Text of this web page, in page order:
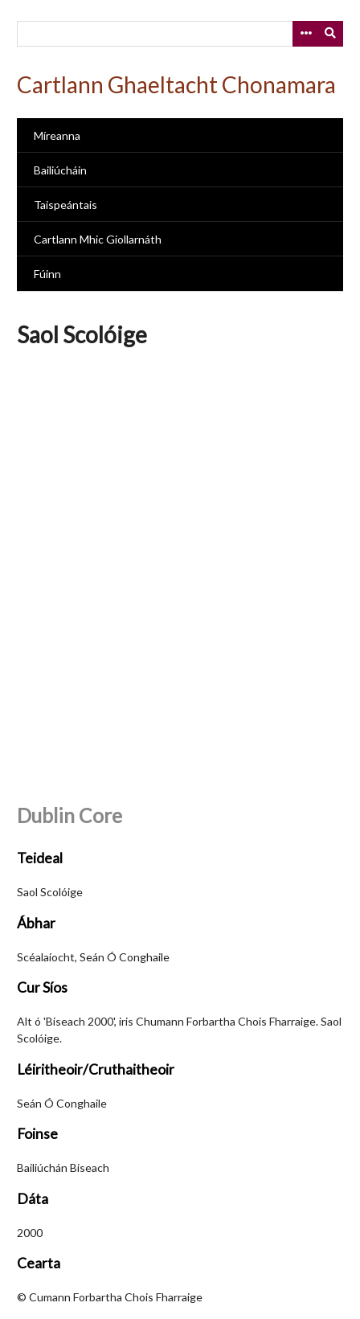
Cartlann Ghaeltacht Chonamara
Míreanna
Bailiúcháin
Taispeántais
Cartlann Mhic Giollarnáth
Fúinn
Saol Scolóige
Dublin Core
Teideal
Saol Scolóige
Ábhar
Scéalaíocht, Seán Ó Conghaile
Cur Síos
Alt ó 'Biseach 2000', iris Chumann Forbartha Chois Fharraige. Saol
Scolóige.
Léiritheoir/Cruthaitheoir
Seán Ó Conghaile
Foinse
Bailiúchán Biseach
Dáta
2000
Cearta
© Cumann Forbartha Chois Fharraige